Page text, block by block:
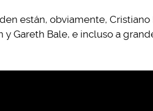
están, obviamente, Cristiano
y Gareth Bale, e incluso a